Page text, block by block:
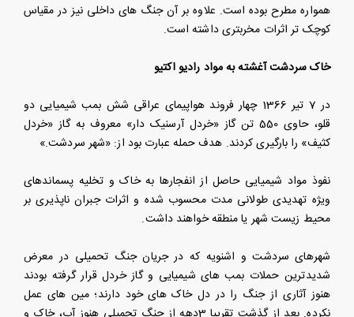
همواره مطرح بوده است. علاوه بر آن جنگ های داخلی نیز در مقیاس
کوچک تر اثرات مخربتری داشته است.
خاک سردشت آغشته به مواد رادیو اکتیو
در 7 تیر 1366 چهار فروند هواپیمای عراقی شش بمب شیمیایی دو
قلو، حاوی 550 تن گاز «خردل آرسنیک دار» معروف به گاز «خردل
کثیف» را بارگیری کردند. هدف حمله عبارت بود از: «شهر سردشت.»
نفوذ مواد شیمیایی حاصل از انفجارها به خاک و تخلیه پسماندهای
ویژه تهدیدی طولانی مدت محسوب شده و اثرات جبران ناپذیری بر
محیط زیست شهر یا منطقه خواهند داشت.
شهرهای سردشت و اشنویه که در جریان جنگ تحمیلی در معرض
شدیدترین حملات بمب های شیمیایی و گاز خردل قرار گرفته بودند
هنوز آثاری از جنگ را در دل خاک های خود دارند؛ مین های عمل